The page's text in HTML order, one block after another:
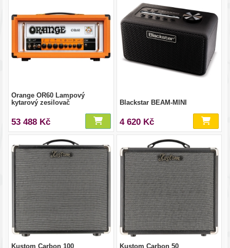
Orange OR60 Lampový
kytarový zesilovač
53 488 Kč
Blackstar BEAM-MINI
4 620 Kč
Kustom Carbon 100
Kustom Carbon 50